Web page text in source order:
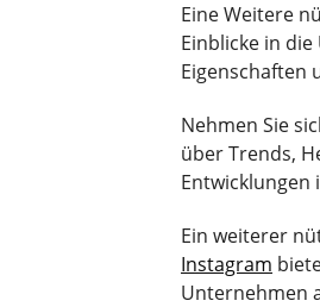
Eine Weitere
Einblicke in
Eigenschaften
Nehmen Sie
über Trends,
Entwicklungen
Ein weiterer
Instagram
Unternehmen